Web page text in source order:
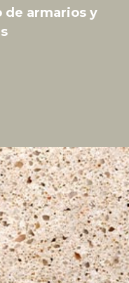
de armarios y